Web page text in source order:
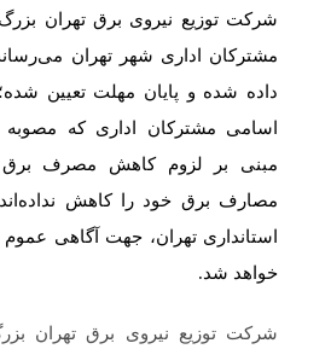
شرکت توزیع نیروی برق تهران بزرگ
مشترکان اداری شهر تهران
داده شده و پایان مهلت تعیین شده؛
اسامی مشترکان اداری که مصوبه
مبنی بر لزوم کاهش مصرف برق
مصارف برق خود را کاهش
استانداری تهران، جهت آگاهی عموم
خواهد شد.
شرکت توزیع نیروی برق تهران